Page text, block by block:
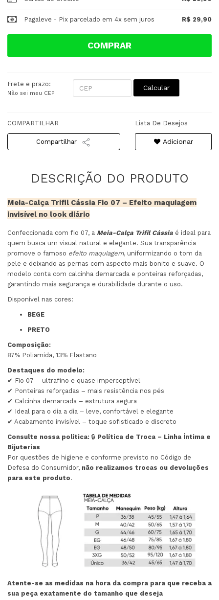
Pagaleve - Pix parcelado em 4x sem juros R$ 29,90
COMPRAR
Frete e prazo:
Não sei meu CEP
Calcular
COMPARTILHAR
Compartilhar
Lista De Desejos
Adicionar
Meia-Calça Trifil Cássia Fio 07 – Efeito maquiagem
invisível no look diário
Confeccionada com fio 07, a Meia-Calça Trifil Cássia é ideal para
quem busca um visual natural e elegante. Sua transparência
promove o famoso efeito maquiagem, uniformizando o tom da
pele e deixando as pernas com aspecto mais bonito e suave. O
modelo conta com calcinha demarcada e ponteiras reforçadas,
garantindo mais segurança e durabilidade durante o uso.
Disponível nas cores:
BEGE
PRETO
Composição:
87% Poliamida, 13% Elastano
Destaques do modelo:
✔ Fio 07 – ultrafino e quase imperceptível
✔ Ponteiras reforçadas – mais resistência nos pés
✔ Calcinha demarcada – estrutura segura
✔ Ideal para o dia a dia – leve, confortável e elegante
✔ Acabamento invisível – toque sofisticado e discreto
Consulte nossa política: 🔒 Política de Troca – Linha Íntima e
Bijuterias
Por questões de higiene e conforme previsto no Código de
Defesa do Consumidor, não realizamos trocas ou devoluções
para este produto.
Atente-se as medidas na hora da compra para que receba a
sua peça exatamente do tamanho que deseja